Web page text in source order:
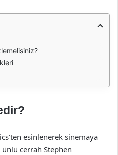
esinlenerek sinemaya
ünlü cerrah Stephen